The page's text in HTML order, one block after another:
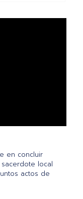
en concluir
local
actos de